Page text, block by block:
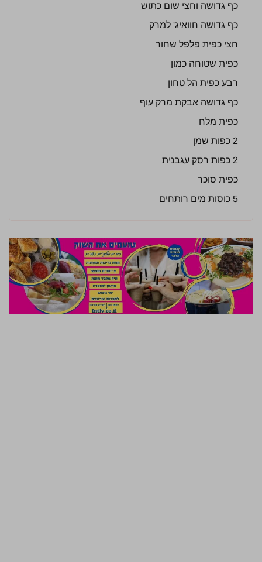
כף גדושה וחצי שום כתוש
כף גדושה חוואיג' למרק
חצי כפית פלפל שחור
כפית שטוחה כמון
רבע כפית הל טחון
כף גדושה אבקת מרק עוף
כפית מלח
2 כפות שמן
2 כפות רסק עגבנית
כפית סוכר
5 כוסות מים רותחים